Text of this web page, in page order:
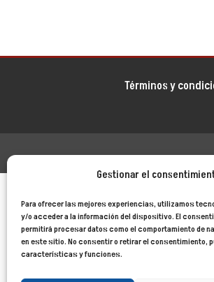
Gestionar el
Para ofrecer las mejores experiencias, utilizamos
y/o acceder a la información del dispositivo. El
permitirá procesar datos como el comportamiento de
en este sitio. No consentir o retirar el consentimiento,
características y funciones.
Términos y